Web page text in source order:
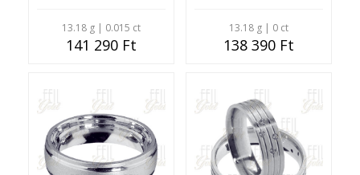
13.18 g | 0.015 ct
141 290 Ft
13.18 g | 0 ct
138 390 Ft